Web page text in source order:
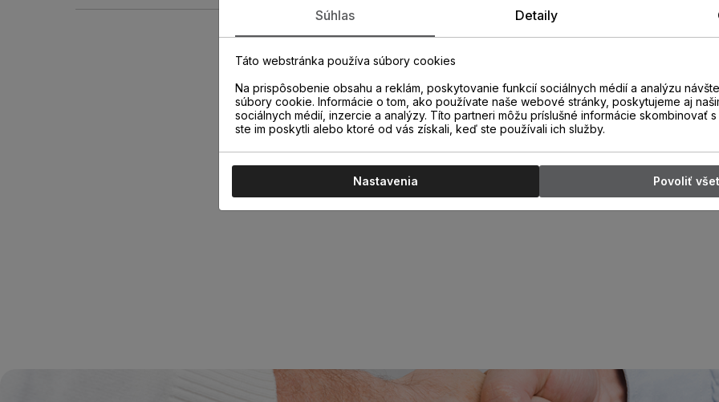
Súhlas Detaily
Táto webstránka používa súbory cookies
Na prispôsobenie obsahu a reklám, poskytovanie funkcií sociálnych médií a analýzu
súbory cookie. Informácie o tom, ako používate naše webové stránky, poskytujeme aj
sociálnych médií, inzercie a analýzy. Títo partneri môžu príslušné informácie skombinovať
ste im poskytli alebo ktoré od vás získali, keď ste používali ich služby.
Nastavenia Povoliť